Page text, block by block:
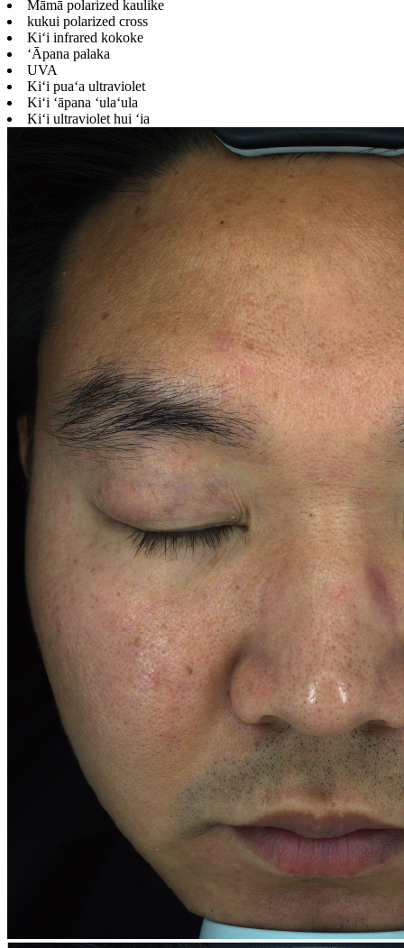
Māmā polarized kaulike
kukui polarized cross
Kiʻi infrared kokoke
ʻĀpana palaka
UVA
Kiʻi puaʻa ultraviolet
Kiʻi ʻāpana ʻulaʻula
Kiʻi ultraviolet hui ʻia